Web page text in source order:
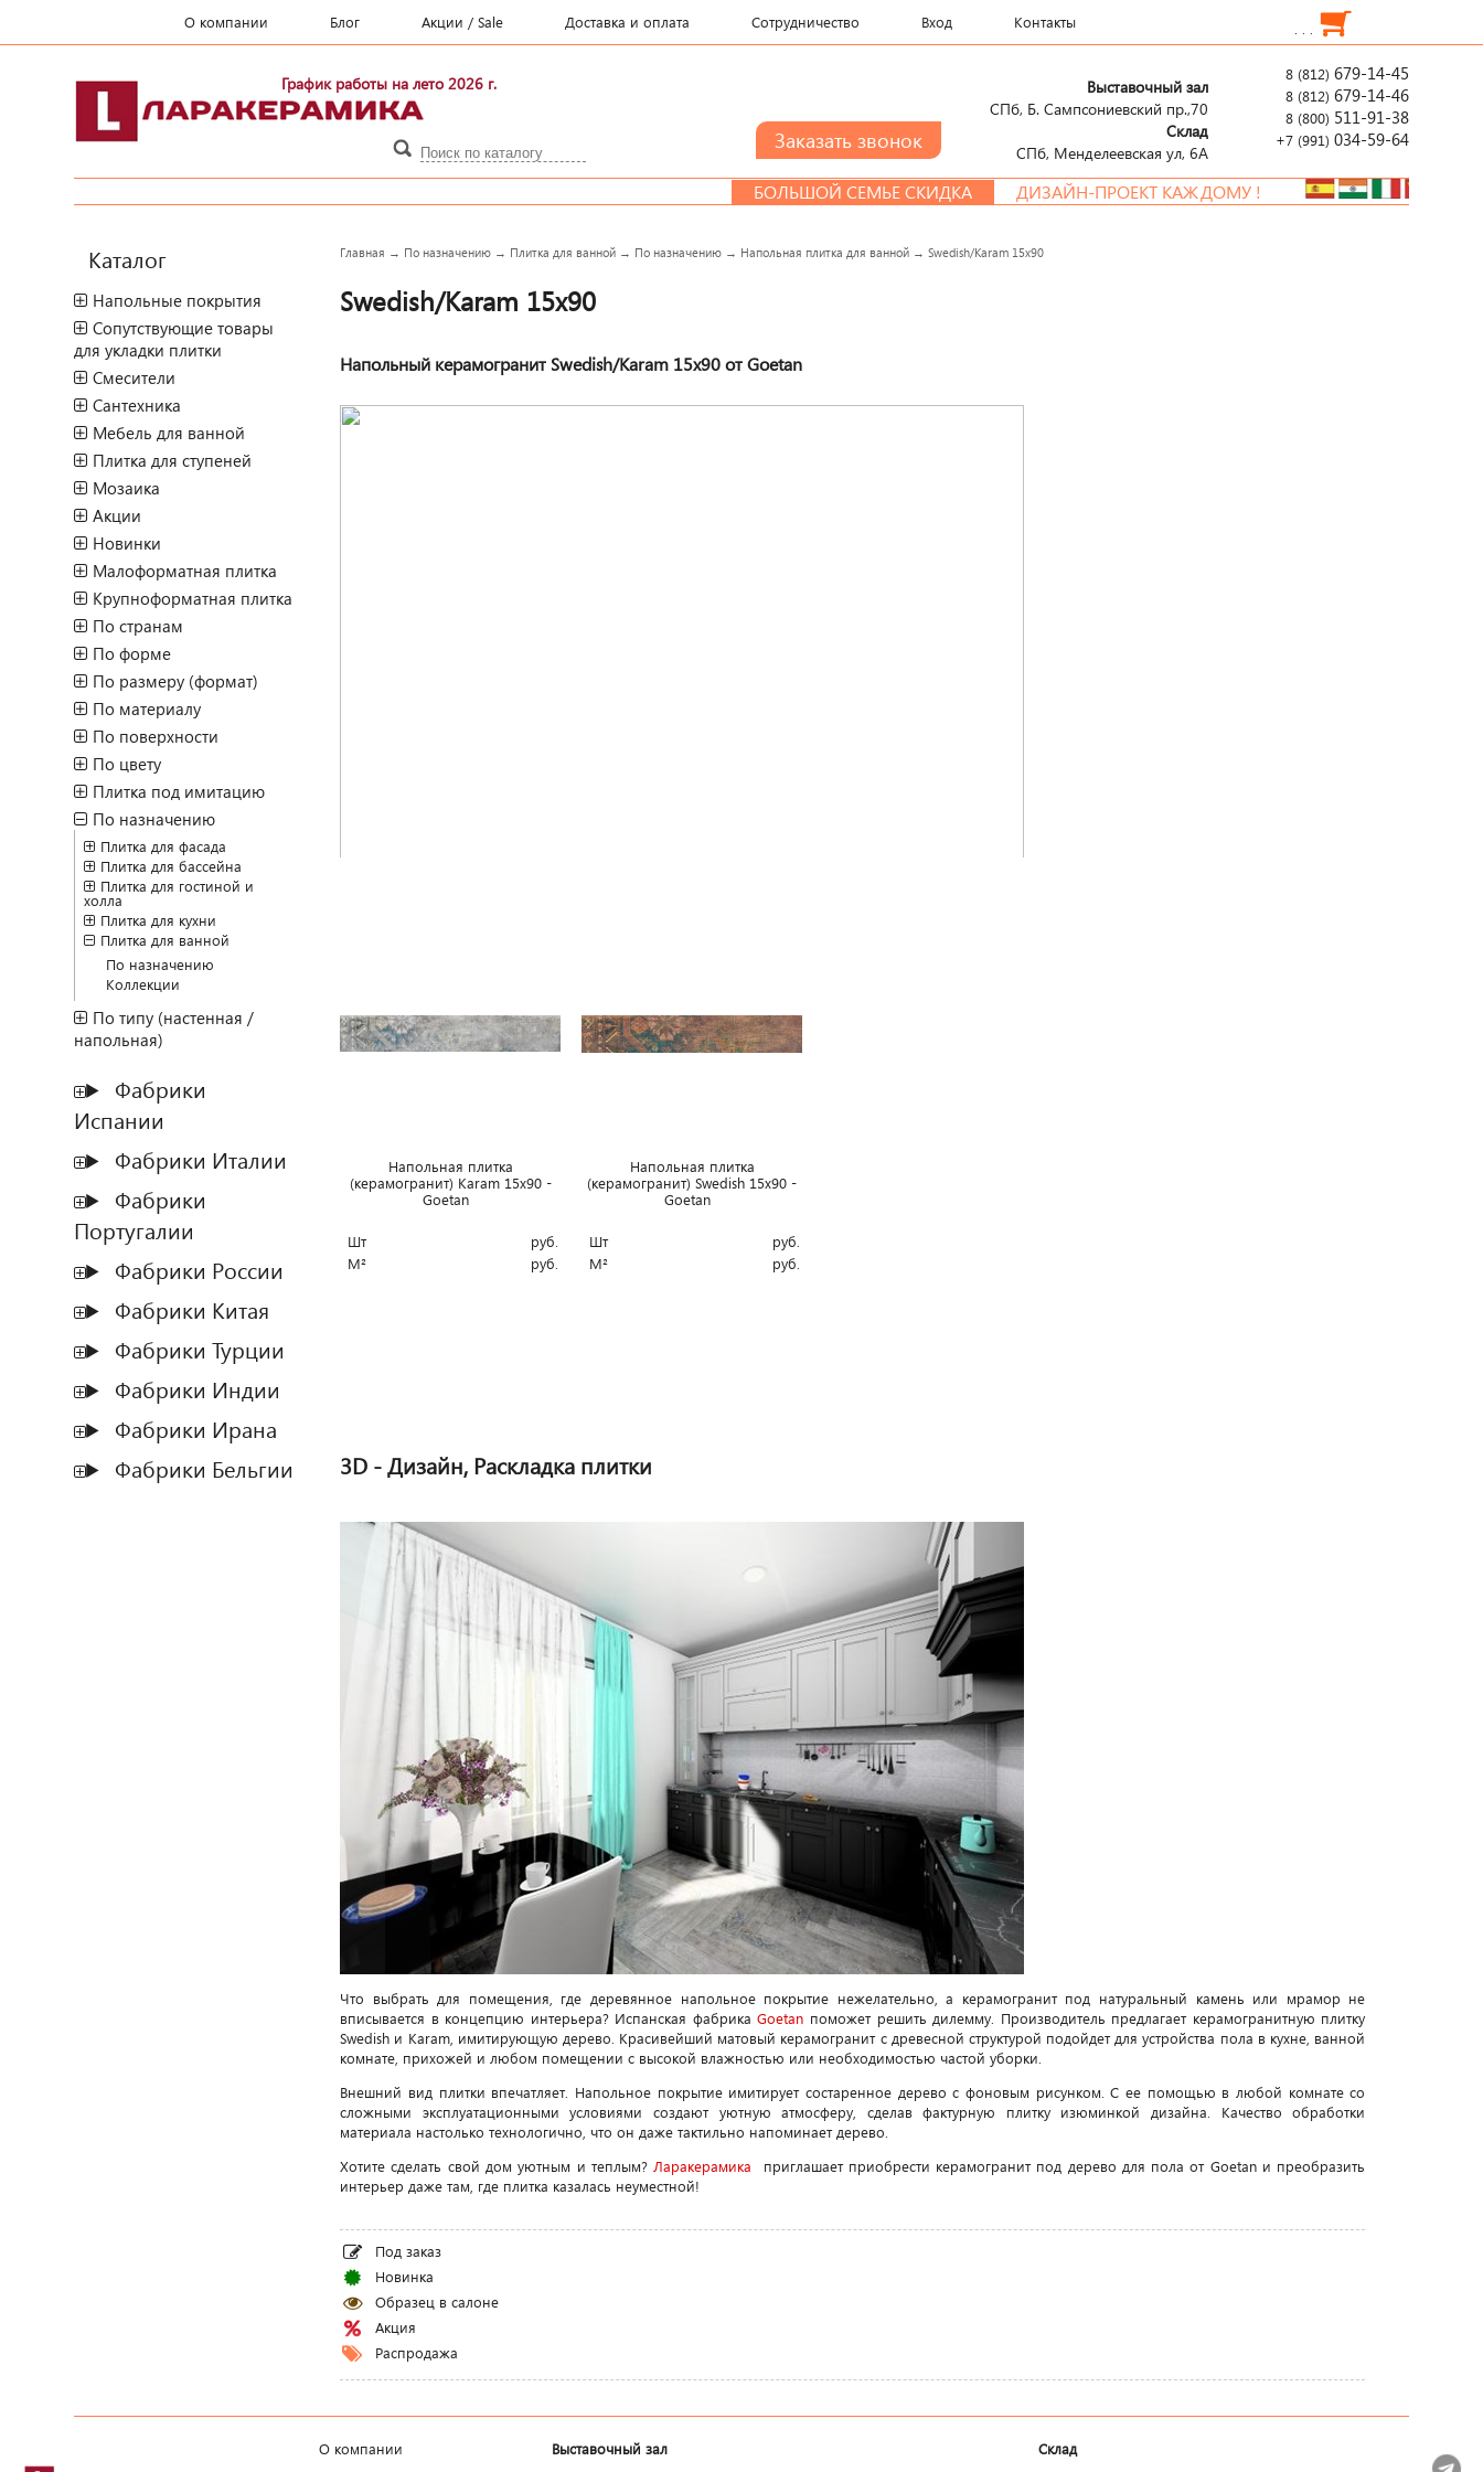
О компании Блог Акции / Sale Доставка и оплата Сотрудничество Вход Контакты . . .
График работы на лето 2026 г. 8 (812) 679-14-45
8 (812) 679-14-46
8 (800) 511-91-38
+7 (991) 034-59-64
Выставочный зал
СПб, Б. Сампсониевский пр.,70
Склад
СПб, Менделеевcкая ул, 6А
БОЛЬШОЙ СЕМЬЕ СКИДКА ДИЗАЙН-ПРОЕКТ КАЖДОМУ !
Каталог
Напольные покрытия
Сопутствующие товары
для укладки плитки
Смесители
Сантехника
Мебель для ванной
Плитка для ступеней
Мозаика
Акции
Новинки
Малоформатная плитка
Крупноформатная плитка
По странам
По форме
По размеру (формат)
По материалу
По поверхности
По цвету
Плитка под имитацию
По назначению
Плитка для фасада
Плитка для бассейна
Плитка для гостиной и
холла
Плитка для кухни
Плитка для ванной
По назначению
Коллекции
По типу (настенная /
напольная)
Фабрики
Испании
Фабрики Италии
Фабрики
Португалии
Фабрики России
Фабрики Китая
Фабрики Турции
Фабрики Индии
Фабрики Ирана
Фабрики Бельгии
Главная → По назначению → Плитка для ванной → По назначению → Напольная плитка для ванной →Swedish/Karam 15x90
Swedish/Karam 15x90
Напольный керамогранит Swedish/Karam 15x90 от Goetan
Напольная плитка
(керамогранит) Karam 15x90 -
Goetan
Шт
руб.
М²
руб.
Напольная плитка
(керамогранит) Swedish 15x90 -
Goetan
Шт
руб.
М²
руб.
3D - Дизайн, Раскладка плитки
Что выбрать для помещения, где деревянное напольное покрытие нежелательно, а керамогранит под натуральный камень или мрамор не
вписывается в концепцию интерьера? Испанская фабрикаGoetan поможет решить дилемму. Производитель предлагает керамогранитную плитку
Swedish и Karam, имитирующую дерево. Красивейший матовый керамогранит с древесной структурой подойдет для устройства пола в кухне, ванной
комнате, прихожей и любом помещении с высокой влажностью или необходимостью частой уборки.
Внешний вид плитки впечатляет. Напольное покрытие имитирует состаренное дерево с фоновым рисунком. С ее помощью в любой комнате со
сложными эксплуатационными условиями создают уютную атмосферу, сделав фактурную плитку изюминкой дизайна. Качество обработки
материала настолько технологично, что он даже тактильно напоминает дерево.
Хотите сделать свой дом уютным и теплым?Ларакерамика
приглашает приобрести керамогранит под дерево для пола от Goetan и преобразить
интерьер даже там, где плитка казалась неуместной!
Под заказ
Новинка
Образец в салоне
Акция
Распродажа
О компании Выставочный зал Склад